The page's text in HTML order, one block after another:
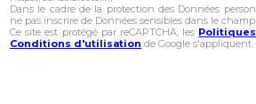
Dans le cadre de la protection des Données
ne pas inscrire de Données sensibles dans le
Ce site est protégé par reCAPTCHA, les
Conditions d'utilisation de Google s'appliquent.